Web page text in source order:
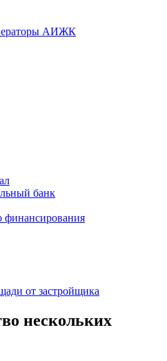
АИЖК
банк
от застройщика
нескольких